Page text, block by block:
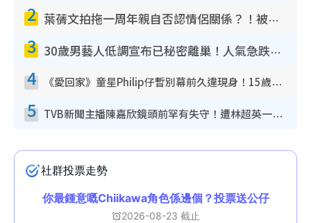
2 葉蒨文拍拖一周年親自否認情侶關係？！被質疑感情造假竟稱GM「普通同事」
3 30歲男藝人低調宣布已秘密離巢！人氣急跌變失蹤人口︰「這幾年過得並不容易」
4 《愛回家》童星Philip仔暫別幕前久違現身！15歲近況暴風長高蛻變帥氣少男
5 TVB新聞主播陳嘉欣鏡頭前罕有失守！遭林超英一句說話突襲嚇親當場大笑